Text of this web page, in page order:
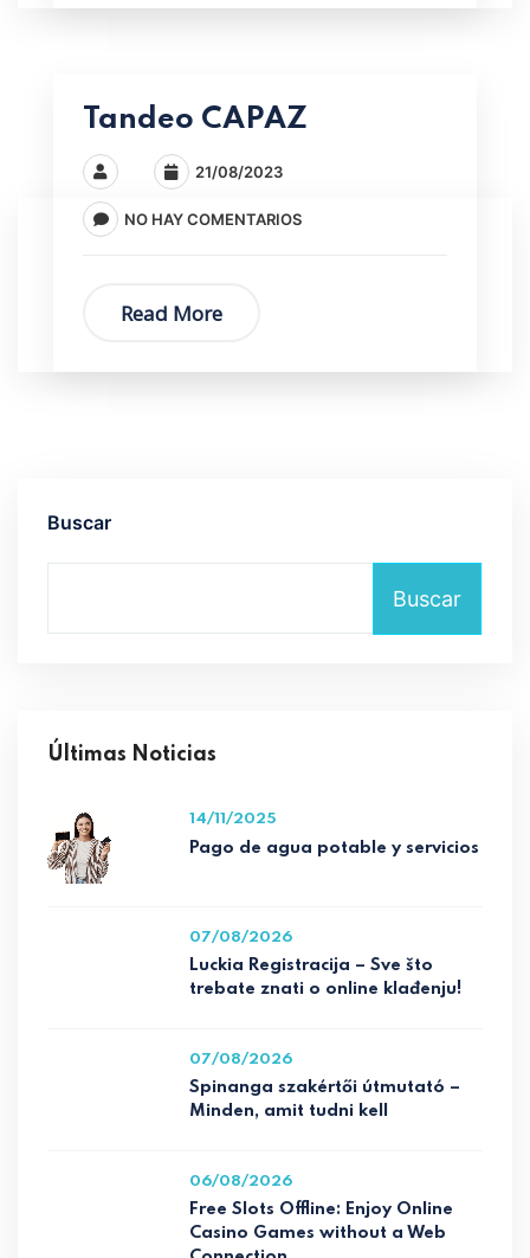
Tandeo CAPAZ
21/08/2023
NO HAY COMENTARIOS
Read More
Buscar
Buscar
Últimas Noticias
14/11/2025
Pago de agua potable y servicios
07/08/2026
Luckia Registracija – Sve što
trebate znati o online klađenju!
07/08/2026
Spinanga szakértői útmutató –
Minden, amit tudni kell
06/08/2026
Free Slots Offline: Enjoy Online
Casino Games without a Web